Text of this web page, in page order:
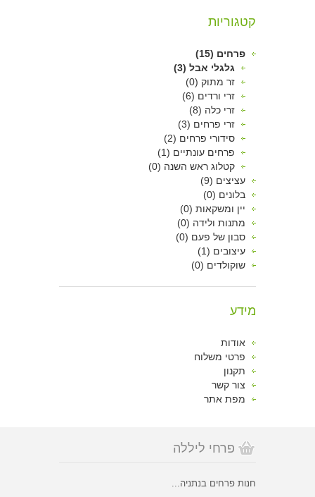
קטגוריות
פרחים (15)
גלגלי אבל (3)
זר מתוק (0)
זרי ורדים (6)
זרי כלה (8)
זרי פרחים (3)
סידורי פרחים (2)
פרחים עונתיים (1)
קטלוג ראש השנה (0)
עציצים (9)
בלונים (0)
יין ומשקאות (0)
מתנות ולידה (0)
סבון של פעם (0)
עיצובים (1)
שוקולדים (0)
מידע
אודות
פרטי משלוח
תקנון
צור קשר
מפת אתר
פרחי ליללה
חנות פרחים בנתניה...